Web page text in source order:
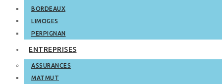
BORDEAUX
LIMOGES
PERPIGNAN
ENTREPRISES
ASSURANCES
MATMUT